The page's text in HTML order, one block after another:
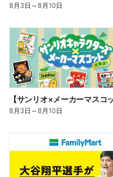
8月3日 ～8月10日
8月3日 ～8月10日